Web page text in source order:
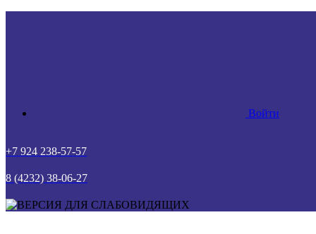
Войти
+7 924 238-57-57
8 (4232) 38-06-27